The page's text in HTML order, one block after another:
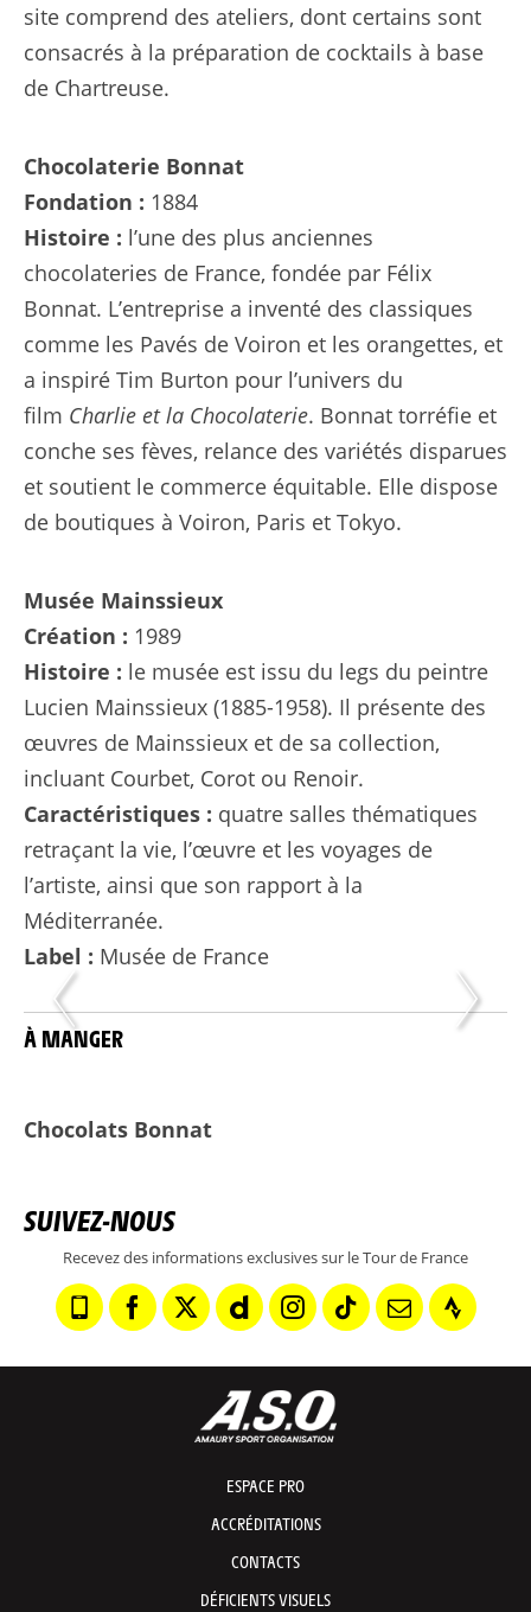
site comprend des ateliers, dont certains sont
consacrés à la préparation de cocktails à base
de Chartreuse.
Chocolaterie Bonnat
Fondation : 1884
Histoire : l’une des plus anciennes
chocolateries de France, fondée par Félix
Bonnat. L’entreprise a inventé des classiques
comme les Pavés de Voiron et les orangettes, et
a inspiré Tim Burton pour l’univers du
film Charlie et la Chocolaterie. Bonnat torréfie et
conche ses fèves, relance des variétés disparues
et soutient le commerce équitable. Elle dispose
de boutiques à Voiron, Paris et Tokyo.
Musée Mainssieux
Création : 1989
Histoire : le musée est issu du legs du peintre
Lucien Mainssieux (1885-1958). Il présente des
œuvres de Mainssieux et de sa collection,
incluant Courbet, Corot ou Renoir.
Caractéristiques : quatre salles thématiques
retraçant la vie, l’œuvre et les voyages de
l’artiste, ainsi que son rapport à la
Méditerranée.
Label : Musée de France
À MANGER
Chocolats Bonnat
SUIVEZ-NOUS
Recevez des informations exclusives sur le Tour de France
ESPACE PRO
ACCRÉDITATIONS
CONTACTS
DÉFICIENTS VISUELS